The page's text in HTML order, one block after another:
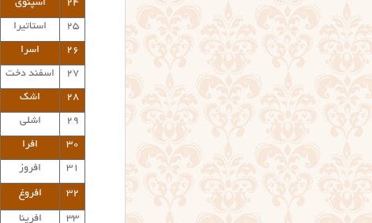
۲۴ اسپنوی
۲۵ استاتیرا
۲۶ اسرا
۲۷ اسفند دخت
۲۸ اشک
۲۹ اشلی
۳۰ افرا
۳۱ افروز
۳۲ افروغ
۳۳ افرینا